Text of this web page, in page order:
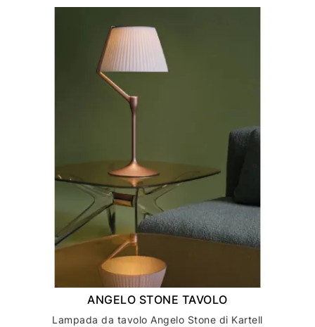
ANGELO STONE TAVOLO
Lampada da tavolo Angelo Stone di Kartell